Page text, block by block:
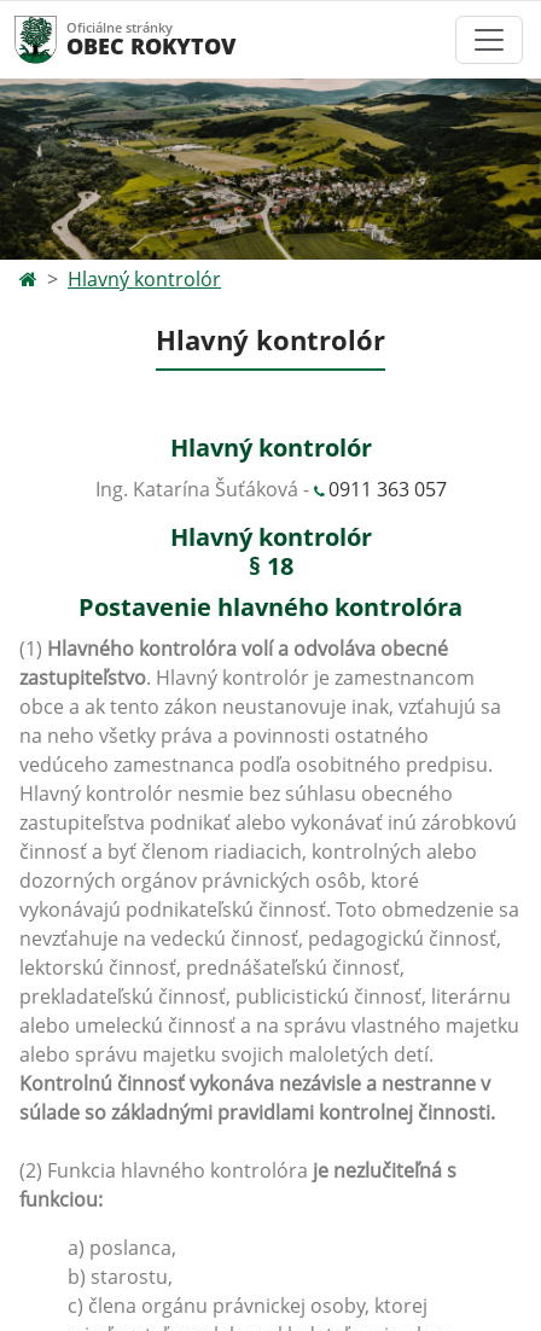
Oficiálne stránky
OBEC ROKYTOV
Hlavný kontrolór
Hlavný kontrolór
Hlavný kontrolór
Ing. Katarína Šuťáková - 0911 363 057
Hlavný kontrolór
§ 18
Postavenie hlavného kontrolóra
(1) Hlavného kontrolóra volí a odvoláva obecné
zastupiteľstvo. Hlavný kontrolór je zamestnancom
obce a ak tento zákon neustanovuje inak, vzťahujú sa
na neho všetky práva a povinnosti ostatného
vedúceho zamestnanca podľa osobitného predpisu.
Hlavný kontrolór nesmie bez súhlasu obecného
zastupiteľstva podnikať alebo vykonávať inú zárobkovú
činnosť a byť členom riadiacich, kontrolných alebo
dozorných orgánov právnických osôb, ktoré
vykonávajú podnikateľskú činnosť. Toto obmedzenie sa
nevzťahuje na vedeckú činnosť, pedagogickú činnosť,
lektorskú činnosť, prednášateľskú činnosť,
prekladateľskú činnosť, publicistickú činnosť, literárnu
alebo umeleckú činnosť a na správu vlastného majetku
alebo správu majetku svojich maloletých detí.
Kontrolnú činnosť vykonáva nezávisle a nestranne v
súlade so základnými pravidlami kontrolnej činnosti.
(2) Funkcia hlavného kontrolóra je nezlučiteľná s
funkciou:
a) poslanca,
b) starostu,
c) člena orgánu právnickej osoby, ktorej